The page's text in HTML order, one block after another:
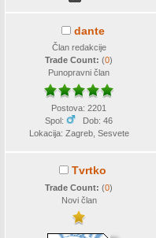
dante
Član redakcije
Trade Count:(0)
Punopravni član
Postova: 2201
Spol:
Dob: 46
Lokacija: Zagreb, Sesvete
Tvrtko
Trade Count:(0)
Novi član